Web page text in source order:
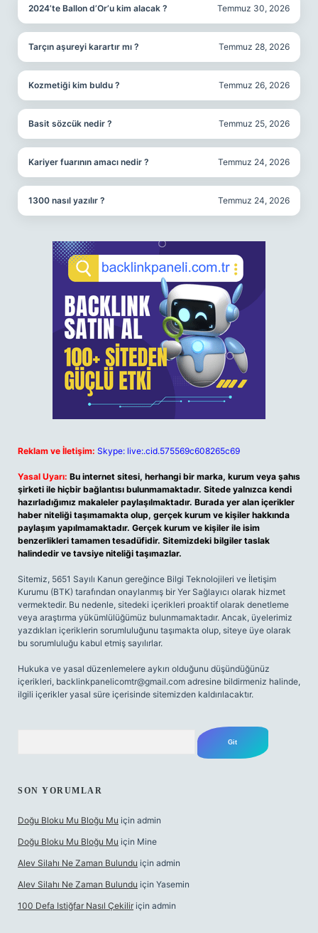
2024’te Ballon d’Or’u kim alacak ? Temmuz 30, 2026
Tarçın aşureyi karartır mı ? Temmuz 28, 2026
Kozmetiği kim buldu ? Temmuz 26, 2026
Basit sözcük nedir ? Temmuz 25, 2026
Kariyer fuarının amacı nedir ? Temmuz 24, 2026
1300 nasıl yazılır ? Temmuz 24, 2026
Reklam ve İletişim: Skype: live:.cid.575569c608265c69
Yasal Uyarı: Bu internet sitesi, herhangi bir marka, kurum veya şahıs
şirketi ile hiçbir bağlantısı bulunmamaktadır. Sitede yalnızca kendi
hazırladığımız makaleler paylaşılmaktadır. Burada yer alan içerikler
haber niteliği taşımamakta olup, gerçek kurum ve kişiler hakkında
paylaşım yapılmamaktadır. Gerçek kurum ve kişiler ile isim
benzerlikleri tamamen tesadüfidir. Sitemizdeki bilgiler taslak
halindedir ve tavsiye niteliği taşımazlar.
Sitemiz, 5651 Sayılı Kanun gereğince Bilgi Teknolojileri ve İletişim
Kurumu (BTK) tarafından onaylanmış bir Yer Sağlayıcı olarak hizmet
vermektedir. Bu nedenle, sitedeki içerikleri proaktif olarak denetleme
veya araştırma yükümlülüğümüz bulunmamaktadır. Ancak, üyelerimiz
yazdıkları içeriklerin sorumluluğunu taşımakta olup, siteye üye olarak
bu sorumluluğu kabul etmiş sayılırlar.
Hukuka ve yasal düzenlemelere aykırı olduğunu düşündüğünüz
içerikleri, backlinkpanelicomtr@gmail.com adresine bildirmeniz halinde,
ilgili içerikler yasal süre içerisinde sitemizden kaldırılacaktır.
SON YORUMLAR
Doğu Bloku Mu Bloğu Mu için admin
Doğu Bloku Mu Bloğu Mu için Mine
Alev Silahı Ne Zaman Bulundu için admin
Alev Silahı Ne Zaman Bulundu için Yasemin
100 Defa Istiğfar Nasıl Çekilir için admin